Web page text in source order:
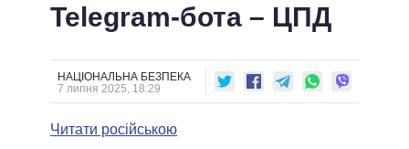
ОГЛЯДИ
ПРЕЗИДЕНТ І ОФІС
КАБІНЕТ МІНІСТРІВ
ГОЛОВИ ОБЛАДМІНІСТРАЦІЙ
МЕРИ МІСТ
ВІДЕО
ПІДТРИМАТИ
ПОРІВНЯННЯ ПОЛІТИКІВ
Telegram-бота – ЦПД
НАЦІОНАЛЬНА БЕЗПЕКА
7 липня 2025, 18:29
Читати російською